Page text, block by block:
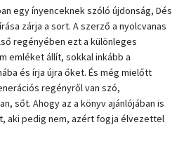
egy ínyenceknek szóló újdonság, Dés
zárja a sort. A szerző a nyolcvanas
regényében ezt a különleges
emléket állít, sokkal inkább a
és írja újra őket. És még mielőtt
regényről van szó,
sőt. Ahogy az a könyv ajánlójában is
aki pedig nem, azért fogja élvezettel